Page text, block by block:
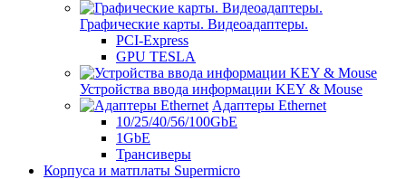
Графические карты. Видеоадаптеры.
PCI-Express
GPU TESLA
Устройства ввода информации KEY & Mouse
Адаптеры Ethernet
10/25/40/56/100GbE
1GbE
Трансиверы
Корпуса и матплаты Supermicro